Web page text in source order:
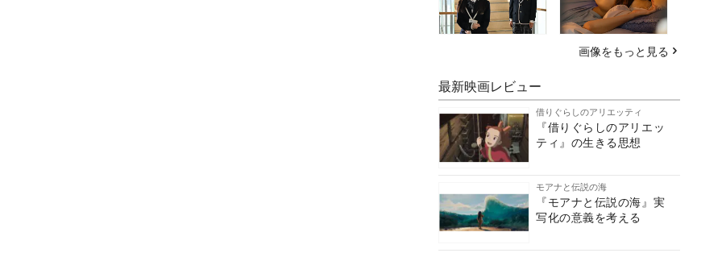
画像をもっと見る
最新映画レビュー
借りぐらしのアリエッティ
『借りぐらしのアリエッ
ティ』の生きる思想
モアナと伝説の海
『モアナと伝説の海』実
写化の意義を考える